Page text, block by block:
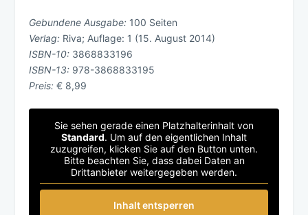
Gebundene Ausgabe: 100 Seiten
Verlag: Riva; Auflage: 1 (15. August 2014)
ISBN-10: 3868833196
ISBN-13: 978-3868833195
Preis: € 8,99
Sie sehen gerade einen Platzhalterinhalt von
Standard. Um auf den eigentlichen Inhalt
zuzugreifen, klicken Sie auf den Button unten.
Bitte beachten Sie, dass dabei Daten an
Drittanbieter weitergegeben werden.
Inhalt entsperren